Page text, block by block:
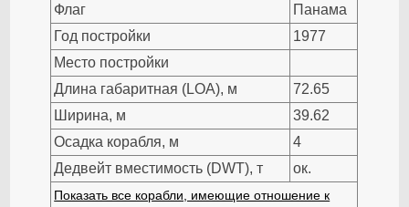
Флаг
Панама
Год постройки
1977
Место постройки
Длина габаритная (LOA), м
72.65
Ширина, м
39.62
Осадка корабля, м
4
Дедвейт вместимость (DWT), т
ок.
Показать все корабли, имеющие отношение к